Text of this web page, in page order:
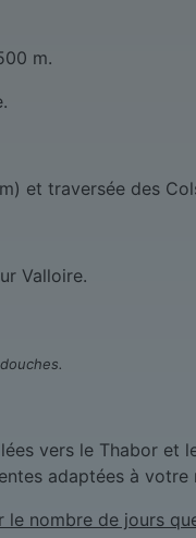
m.
et traversée des
Valloire.
vers le Thabor
adaptées à
le nombre de jours